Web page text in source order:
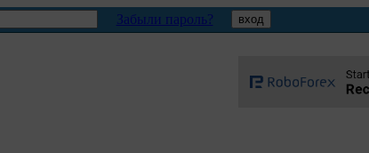
Забыли пароль?